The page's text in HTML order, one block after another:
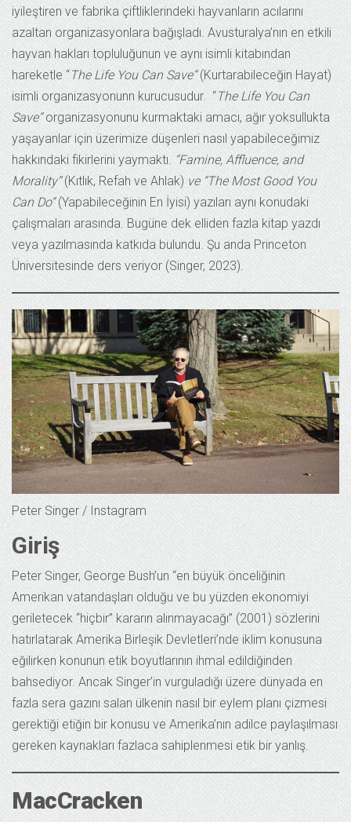
iyileştiren ve fabrika çiftliklerindeki hayvanların acılarını
azaltan organizasyonlara bağışladı. Avusturalya’nın en etkili
hayvan hakları topluluğunun ve aynı isimli kitabından
hareketle “The Life You Can Save”(Kurtarabileceğin Hayat)
isimli organizasyonunn kurucusudur. “The Life You Can
Save”organizasyonunu kurmaktaki amacı, ağır yoksullukta
yaşayanlar için üzerimize düşenleri nasıl yapabileceğimiz
hakkındaki fikirlerini yaymaktı. “Famine, Affluence, and
Morality”(Kıtlık, Refah ve Ahlak) ve “The Most Good You
Can Do”(Yapabileceğinin En İyisi) yazıları aynı konudaki
çalışmaları arasında. Bugüne dek elliden fazla kitap yazdı
veya yazılmasında katkıda bulundu. Şu anda Princeton
Üniversitesinde ders veriyor (Singer, 2023).
Peter Singer / Instagram
Giriş
Peter Singer, George Bush’un “en büyük önceliğinin
Amerikan vatandaşları olduğu ve bu yüzden ekonomiyi
geriletecek “hiçbir” kararın alınmayacağı” (2001) sözlerini
hatırlatarak Amerika Birleşik Devletleri’nde iklim konusuna
eğilirken konunun etik boyutlarının ihmal edildiğinden
bahsediyor. Ancak Singer’in vurguladığı üzere dünyada en
fazla sera gazını salan ülkenin nasıl bir eylem planı çizmesi
gerektiği etiğin bir konusu ve Amerika’nın adilce paylaşılması
gereken kaynakları fazlaca sahiplenmesi etik bir yanlış.
MacCracken